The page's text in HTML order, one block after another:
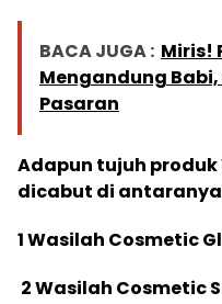
BACA JUGA : Miris!
Mengandung Babi,
Pasaran
Adapun tujuh
dicabut di antaranya
1 Wasilah Cosmetic
2 Wasilah Cosmetic